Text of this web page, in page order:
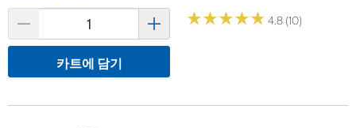
카트에 담기
★★★★★
★★★★★ 4.8 (10)